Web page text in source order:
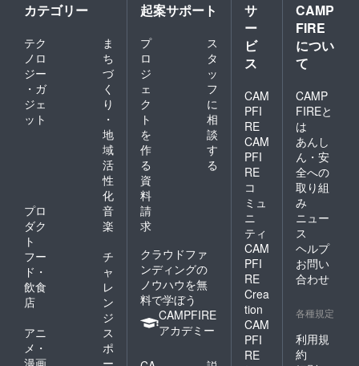
カテゴリー
テク
ノロ
ジー
・ガ
ジェ
ット
ま
ち
づ
く
り
・
地
域
活
性
化
プロ
ダク
ト
音
楽
フー
ド・
飲食
店
チ
ャ
レ
ン
ジ
アニ
メ・
ス
ポ
起案サポート
プ
ロ
ジ
ェ
ク
ト
を
作
る
ス
タ
ッ
フ
に
相
談
す
る
資
料
請
求
クラウドファ
ンディングの
ノウハウを無
料で学ぼう
CAMPFIRE
アカデミー
サ
ー
ビ
ス
CAM
PFI
RE
CAM
PFI
RE
コ
ミュ
ニ
ティ
CAM
PFI
RE
Crea
tion
CAM
PFI
RE
CAMP
FIRE
につい
て
CAMP
FIREと
は
あんし
ん・安
全への
取り組
み
ニュー
ス
ヘルプ
お問い
合わせ
各種規定
利用規
約